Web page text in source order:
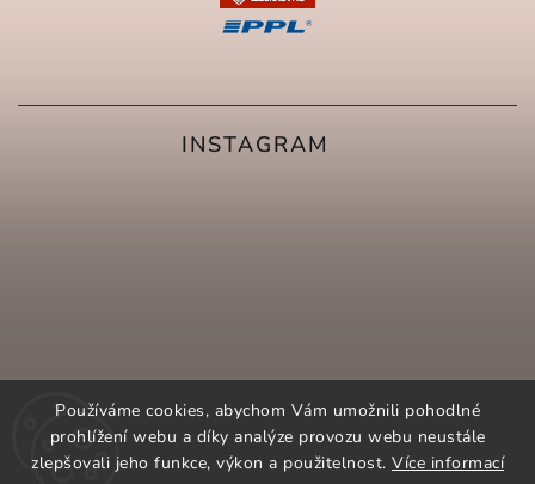
Používáme cookies, abychom Vám umožnili pohodlné
prohlížení webu a díky analýze provozu webu neustále
zlepšovali jeho funkce, výkon a použitelnost. Více informací
INSTAGRAM